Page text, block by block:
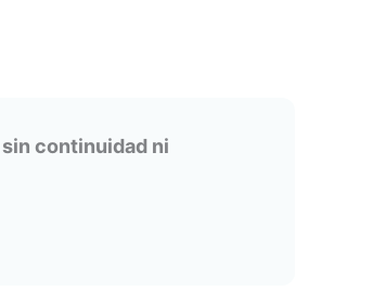
continuidad ni